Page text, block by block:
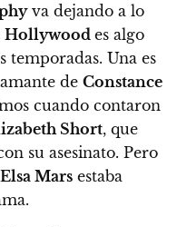
va dejando a lo
Hollywood es algo
temporadas. Una es
de Constance
cuando contaron
Short, que
su asesinato. Pero
Elsa Mars estaba